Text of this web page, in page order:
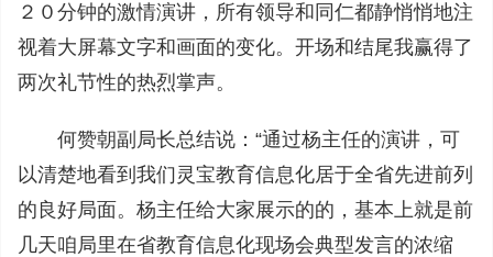
２０分钟的激情演讲，所有领导和同仁都静悄悄地注
视着大屏幕文字和画面的变化。开场和结尾我赢得了
两次礼节性的热烈掌声。
何赞朝副局长总结说：“通过杨主任的演讲，可
以清楚地看到我们灵宝教育信息化居于全省先进前列
的良好局面。杨主任给大家展示的的，基本上就是前
几天咱局里在省教育信息化现场会典型发言的浓缩